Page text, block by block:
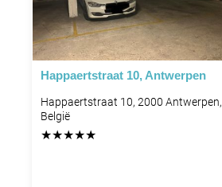
Happaertstraat 10, Antwerpen
Happaertstraat 10, 2000 Antwerpen,
België
★★★★★